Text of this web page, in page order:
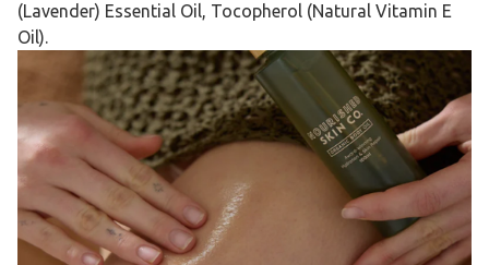
(Lavender) Essential Oil, Tocopherol (Natural Vitamin E
Oil).